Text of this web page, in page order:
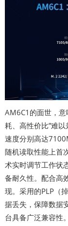
AM6C1的面世，
耗、高性价比”难
速度分别高达
随机读取性能上首
术实时调节工作状
备耐久性。配合高
现。采用的PLP（
据丢失，保障数据
台具备广泛兼容性。